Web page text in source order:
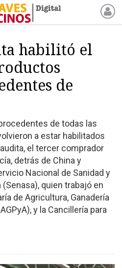
habilitó el
de
de todas las
a estar habilitados
el tercer comprador
detrás de China y
Nacional de Sanidad y
quien trabajó en
de Agricultura, Ganadería
y la Cancillería para